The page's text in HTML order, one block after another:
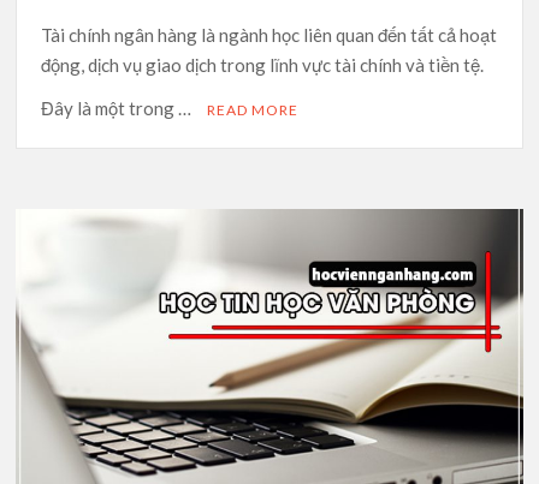
Tài chính ngân hàng là ngành học liên quan đến tất cả hoạt
động, dịch vụ giao dịch trong lĩnh vực tài chính và tiền tệ.
Đây là một trong …
READ MORE